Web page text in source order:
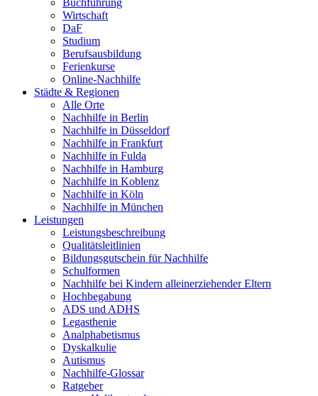
Buchführung
Wirtschaft
DaF
Studium
Berufsausbildung
Ferienkurse
Online-Nachhilfe
Städte & Regionen
Alle Orte
Nachhilfe in Berlin
Nachhilfe in Düsseldorf
Nachhilfe in Frankfurt
Nachhilfe in Fulda
Nachhilfe in Hamburg
Nachhilfe in Koblenz
Nachhilfe in Köln
Nachhilfe in München
Leistungen
Leistungsbeschreibung
Qualitätsleitlinien
Bildungsgutschein für Nachhilfe
Schulformen
Nachhilfe bei Kindern alleinerziehender Eltern
Hochbegabung
ADS und ADHS
Legasthenie
Analphabetismus
Dyskalkulie
Autismus
Nachhilfe-Glossar
Ratgeber